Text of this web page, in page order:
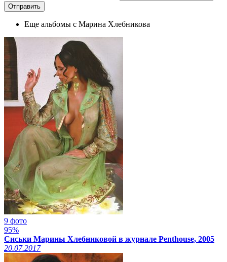
Еще альбомы с Марина Хлебникова
9 фото
95%
Сиськи Марины Хлебниковой в журнале Penthouse, 2005
20.07.2017